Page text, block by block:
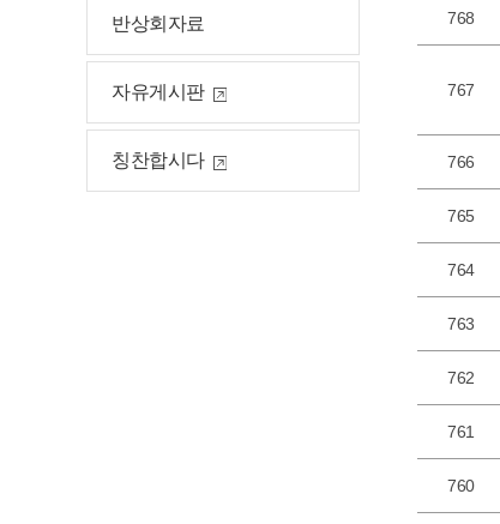
반상회자료
자유게시판
칭찬합시다
768
767
766
765
764
763
762
761
760